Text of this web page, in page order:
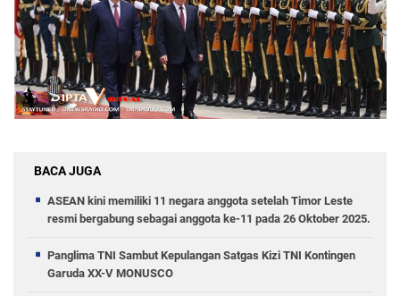
BACA JUGA
ASEAN kini memiliki 11 negara anggota setelah Timor Leste
resmi bergabung sebagai anggota ke-11 pada 26 Oktober 2025.
Panglima TNI Sambut Kepulangan Satgas Kizi TNI Kontingen
Garuda XX-V MONUSCO